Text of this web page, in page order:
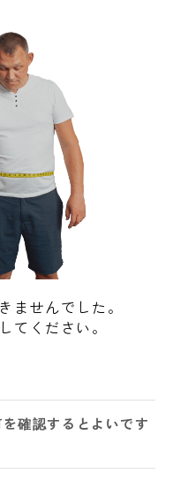
ませんでした。
てください。
確認するとよいです